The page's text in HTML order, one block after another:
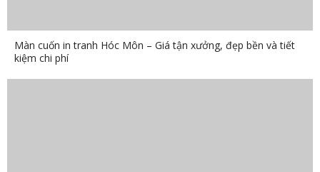
Màn cuốn in tranh Hóc Môn – Giá tận xưởng, đẹp bền và tiết
kiệm chi phí